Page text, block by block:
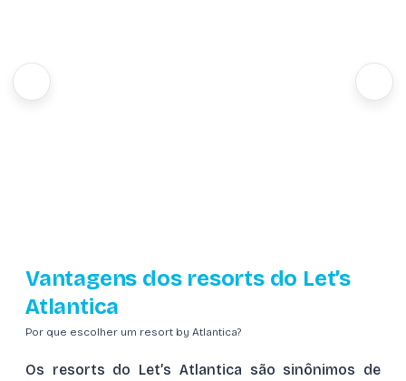
Vantagens dos resorts do Let’s
Atlantica
Por que escolher um resort by Atlantica?
Os resorts do Let’s Atlantica são sinônimos de